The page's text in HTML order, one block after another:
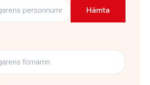
ABF-huset, Sveavägen 41
Stockholm
5